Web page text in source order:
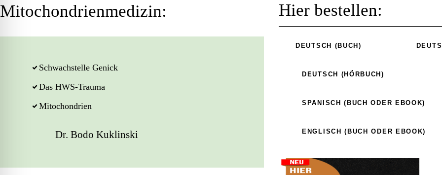
Mitochondrienmedizin:
Schwachstelle Genick
Das HWS-Trauma
Mitochondrien
Dr. Bodo Kuklinski
Hier bestellen:
DEUTSCH (BUCH)
DEUTSCH (HÖRBUCH)
SPANISCH (BUCH ODER EBOOK)
ENGLISCH (BUCH ODER EBOOK)